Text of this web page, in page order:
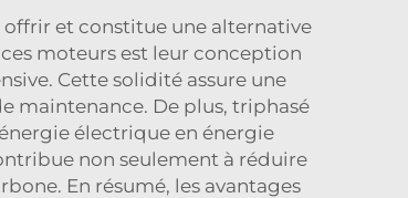
offrir et constitue une alternative
moteurs est leur conception
Cette solidité assure une
maintenance. De plus, triphasé
électrique en énergie
non seulement à réduire
En résumé, les avantages